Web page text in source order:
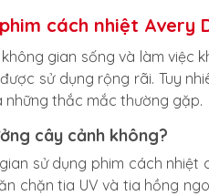
cách nhiệt Avery
gian sống và làm việc
sử dụng rộng rãi. Tuy
những thắc mắc thường gặp.
cây cảnh không?
sử dụng phim cách
chặn tia UV và tia hồng